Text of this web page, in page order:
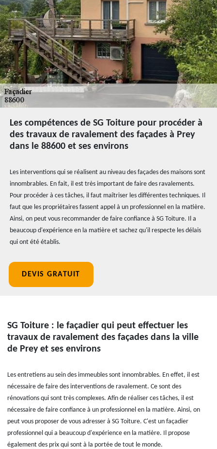
Les compétences de SG Toiture pour procéder à
des travaux de ravalement des façades à Prey
dans le 88600 et ses environs
Les interventions qui se réalisent au niveau des façades des maisons sont
innombrables. En fait, il est très important de faire des ravalements.
Pour procéder à ces tâches, il faut maîtriser les différentes techniques. Il
faut que les propriétaires fassent appel à un professionnel en la matière.
Ainsi, on peut vous recommander de faire confiance à SG Toiture. Il a
beaucoup d'expérience en la matière et sachez qu'il respecte les délais
qui ont été établis.
DEVIS GRATUIT
SG Toiture : le façadier qui peut effectuer les
travaux de ravalement des façades dans la ville
de Prey et ses environs
Les entretiens au sein des immeubles sont innombrables. En effet, il est
nécessaire de faire des interventions de ravalement. Ce sont des
rénovations qui sont très complexes. Afin de réaliser ces tâches, il est
nécessaire de faire confiance à un professionnel en la matière. Ainsi, on
peut vous proposer de vous adresser à SG Toiture. C'est un façadier
professionnel qui a beaucoup d'expérience en la matière. Il propose
également des prix qui sont à la portée de tout le monde.